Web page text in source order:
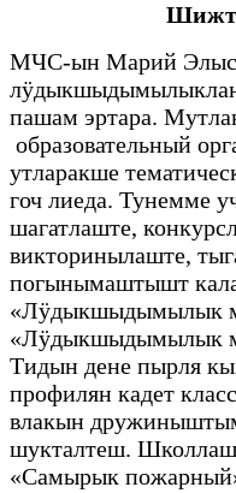
МЧС-ын Марий
пашам эртара.
образовательный
утларакше
гоч лиеда. Тунемме
шагатлаште,
викторинылаште,
погынымаштышт
«Лӱдыкшыдымылык
«Лӱдыкшыдымылык
Тидын дене пырля
профилян кадет
влакын
шукталтеш.
«Самырык